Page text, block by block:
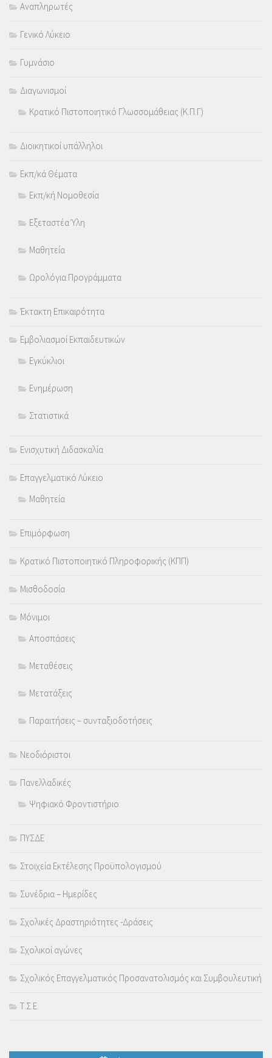
Αναπληρωτές
Γενικό Λύκειο
Γυμνάσιο
Διαγωνισμοί
Κρατικό Πιστοποιητικό Γλωσσομάθειας (Κ.Π.Γ)
Διοικητικοί υπάλληλοι
Εκπ/κά Θέματα
Εκπ/κή Νομοθεσία
Εξεταστέα Ύλη
Μαθητεία
Ωρολόγια Προγράμματα
Έκτακτη Επικαιρότητα
Εμβολιασμοί Εκπαιδευτικών
Εγκύκλιοι
Ενημέρωση
Στατιστικά
Ενισχυτική Διδασκαλία
Επαγγελματικό Λύκειο
Μαθητεία
Επιμόρφωση
Κρατικό Πιστοποιητικό Πληροφορικής (ΚΠΠ)
Μισθοδοσία
Μόνιμοι
Αποσπάσεις
Μεταθέσεις
Μετατάξεις
Παραιτήσεις – συνταξιοδοτήσεις
Νεοδιόριστοι
Πανελλαδικές
Ψηφιακό Φροντιστήριο
ΠΥΣΔΕ
Στοιχεία Εκτέλεσης Προϋπολογισμού
Συνέδρια – Ημερίδες
Σχολικές Δραστηριότητες -Δράσεις
Σχολικοί αγώνες
Σχολικός Επαγγελματικός Προσανατολισμός και Συμβουλευτική
Τ.Σ.Ε.